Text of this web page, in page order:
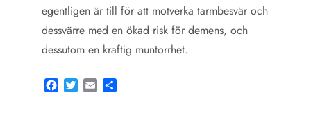
egentligen är till för att motverka tarmbesvär och
dessvärre med en ökad risk för demens, och
dessutom en kraftig muntorrhet.
Facebook
TwitterEmail